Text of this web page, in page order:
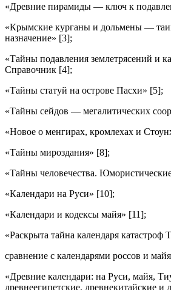
«Древние пирамиды — ключ к
«Крымские курганы и дольмены —
назначение» [3];
«Тайны подавления землетрясений и
Справочник [4];
«Тайны статуй на острове Пасхи» [5];
«Тайны сейдов — мегалитических
«Новое о менгирах, кромлехах и
«Тайны мироздания» [8];
«Тайны человечества.
«Календари на Руси» [10];
«Календари и кодексы майя» [11];
«Раскрыта тайна календаря катастроф
сравнение с календарями россов и
«Древние календари: на Руси, майя,
древнеегипетские, древнекитайские